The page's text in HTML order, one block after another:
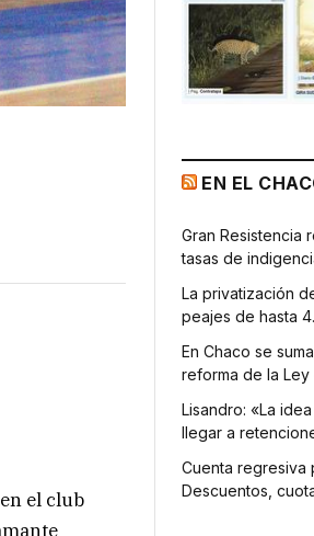
el club
EN EL
Gran Resistencia
tasas de
La privatización
peajes de hasta
En Chaco se
reforma de la
Lisandro: «La
llegar a
Cuenta regresiva
Descuentos,